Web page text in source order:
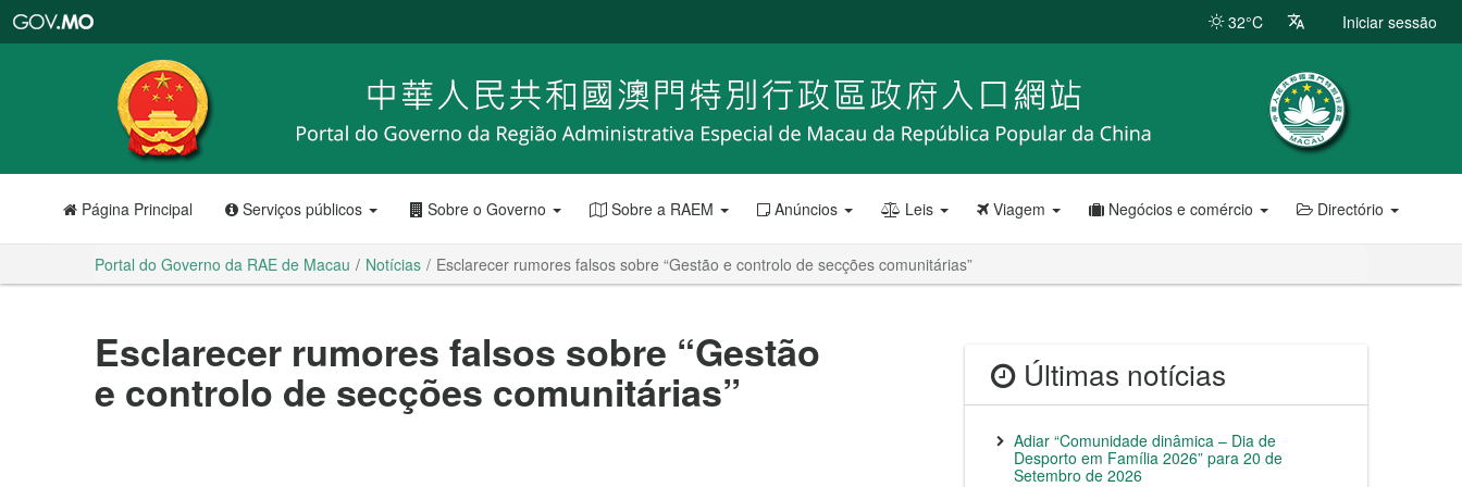
RAE
de
Macau
32°C Iniciar sessão
Página Principal Serviços públicos Sobre o Governo Sobre a RAEM Anúncios Leis Viagem Negócios e comércio Directório
Portal do Governo da RAE de Macau Notícias Esclarecer rumores falsos sobre “Gestão e controlo de secções comunitárias”
Esclarecer rumores falsos sobre “Gestão
e controlo de secções comunitárias” Últimas notícias
Adiar “Comunidade dinâmica – Dia de
Desporto em Família 2026” para 20 de
Setembro de 2026